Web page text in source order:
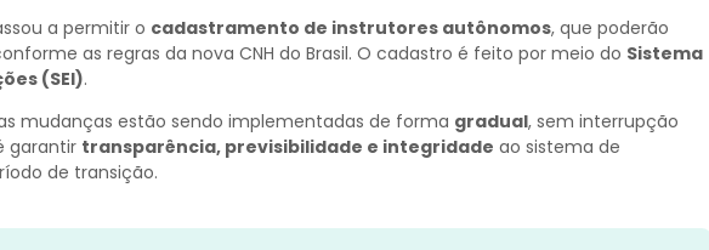
a permitir o cadastramento de instrutores autônomos, que poderão
as regras da nova CNH do Brasil. O cadastro é feito por meio do Sistema
(SEI).
mudanças estão sendo implementadas de forma gradual, sem interrupção
garantir transparência, previsibilidade e integridade ao sistema de
de transição.